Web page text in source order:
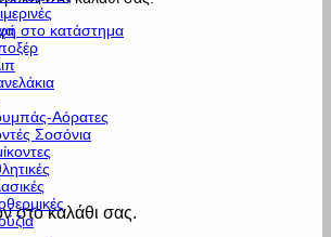
στο κατάστημα
στο καλάθι σας.
Αόρατες
Σοσόνια